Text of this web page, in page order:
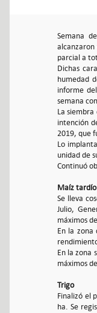
Semana
alcanzaron
parcial a
Dichas
humedad
informe
semana
La
intención
2019, que
Lo
unidad de
Continuó
Maíz tardío
Se lleva
Julio,
máximos
En la zona
En la zona
máximos
Trigo
Finalizó el
ha. Se